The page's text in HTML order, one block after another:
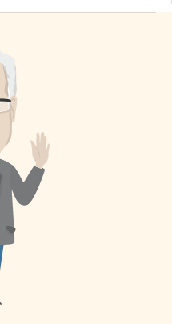
signer, elle obtiendrait la part la
plus importante des budgets
fédéraux destinés à la mise en
oeuvre du plan d’action fédéral
sur les langues officielles, qui
vise justement à rétablir un
meilleur équilibre dans le
financement destiné à
l’enseignement pour les
minorités linguistiques. Toutes
les provinces […]